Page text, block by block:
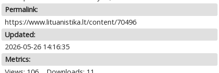
Permalink:
https://www.lituanistika.lt/content/70496
Updated:
2026-05-26 14:16:35
Metrics: